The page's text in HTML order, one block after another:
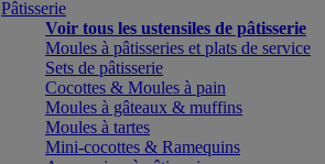
Pâtisserie
Voir tous les ustensiles de pâtisserie
Moules à pâtisseries et plats de service
Sets de pâtisserie
Cocottes & Moules à pain
Moules à gâteaux & muffins
Moules à tartes
Mini-cocottes & Ramequins